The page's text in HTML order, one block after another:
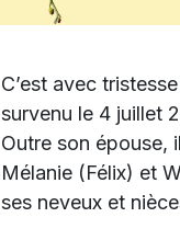
C’est avec
survenu le 4 juillet
Outre son épouse,
Mélanie (Félix) et
ses neveux et